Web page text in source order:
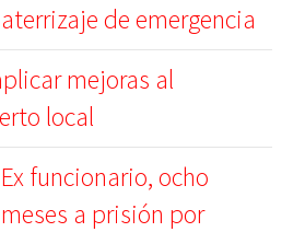
aterrizaje de emergencia
mejoras al
local
Ex funcionario, ocho
meses a prisión por